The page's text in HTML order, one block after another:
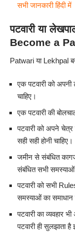
सभी जानकारी हिंदी में
पटवारी या
Become a
Patwari या Lekhpal
एक पटवारी को अपनी
चाहिए।
एक पटवारी की
पटवारी को अपने
सही सही होनी चाहिए।
जमीन से संबंधित
संबंधित सभी
पटवारी को सभी
समस्याओं का
पटवारी का व्यवहार
पटवारी ही सुलझाता